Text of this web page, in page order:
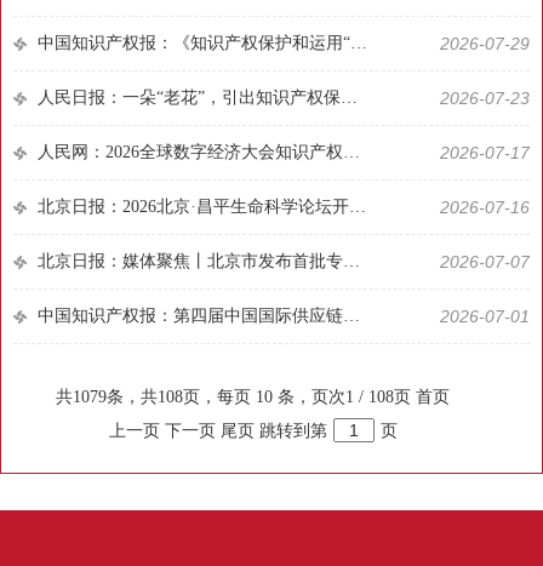
中国知识产权报：《知识产权保护和运用“十五五”规划》将于近期印发实施｜新闻发布会 2026-07-29
人民日报：一朵“老花”，引出知识产权保护新问题 2026-07-23
人民网：2026全球数字经济大会知识产权专题论坛举办 2026-07-17
北京日报：2026北京·昌平生命科学论坛开幕，三大创新服务平台落地昌平 2026-07-16
北京日报：媒体聚焦丨北京市发布首批专利预审服务典型案例 2026-07-07
中国知识产权报：第四届中国国际供应链促进博览会举办—— 互“链”互通 向新而行 2026-07-01
共1079条，共108页，每页 10 条，页次1 / 108页 首页
上一页 下一页 尾页 跳转到第 页